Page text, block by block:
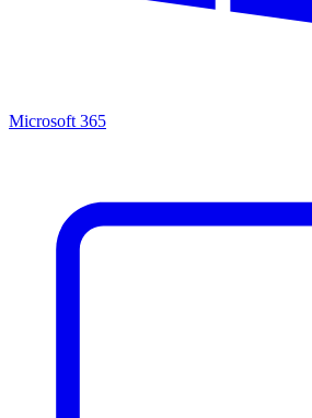
Microsoft 365